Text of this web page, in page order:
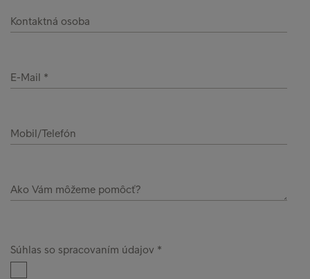
Kontaktná osoba
E-Mail
Mobil/Telefón
Ako Vám môžeme pomôcť?
Súhlas so spracovaním údajov